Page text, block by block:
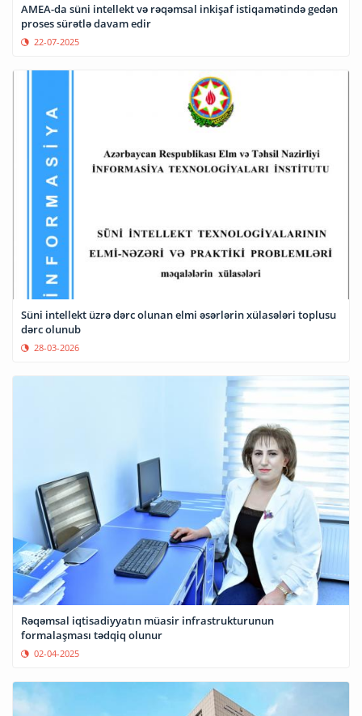
AMEA-da süni intellekt və rəqəmsal inkişaf istiqamətində gedən
proses sürətlə davam edir
22-07-2025
Süni intellekt üzrə dərc olunan elmi əsərlərin xülasələri toplusu
dərc olunub
28-03-2026
Rəqəmsal iqtisadiyyatın müasir infrastrukturunun
formalaşması tədqiq olunur
02-04-2025